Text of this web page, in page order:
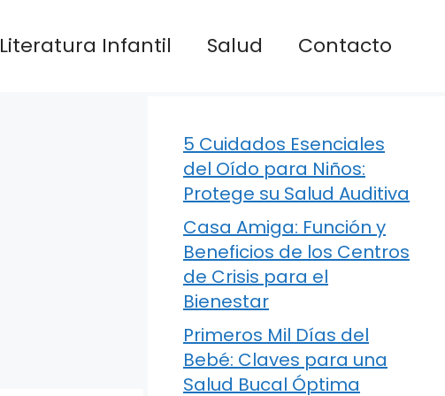
Literatura Infantil Salud Contacto
5 Cuidados Esenciales
del Oído para Niños:
Protege su Salud Auditiva
Casa Amiga: Función y
Beneficios de los Centros
de Crisis para el
Bienestar
Primeros Mil Días del
Bebé: Claves para una
Salud Bucal Óptima